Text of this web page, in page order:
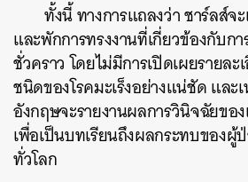
ทั้งนี้ ทางการแถลงว่า ชาร์ลส์จ
และพักการทรงงานที่เกี่ยวข้องกับก
ชั่วคราว โดยไม่มีการเปิดเผยรายล
ชนิดของโรคมะเร็งอย่างแน่ชัด และ
อังกฤษจะรายงานผลการวินิจฉัยข
เพื่อเป็นบทเรียนถึงผลกระทบของผู้
ทั่วโลก